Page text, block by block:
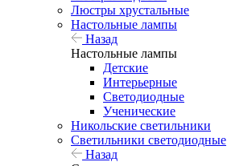
Люстры хрустальные
Настольные лампы
Назад
Настольные лампы
Детские
Интерьерные
Светодиодные
Ученические
Никольские светильники
Светильники светодиодные
Назад